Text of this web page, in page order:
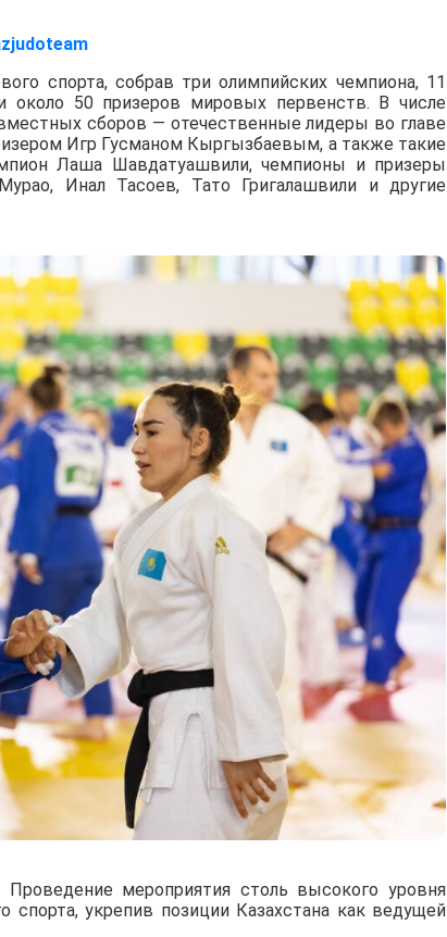
спорта, собрав три олимпийских чемпиона, 11
около 50 призеров мировых первенств. В числе
сборов — отечественные лидеры во главе
Игр Гусманом Кыргызбаевым, а также такие
Лаша Шавдатуашвили, чемпионы и призеры
Инал Тасоев, Тато Григалашвили и другие
мероприятия столь высокого уровня
спорта, укрепив позиции Казахстана как ведущей